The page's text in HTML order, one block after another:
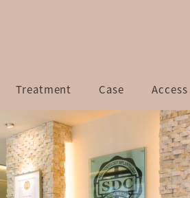
Treatment Case Access